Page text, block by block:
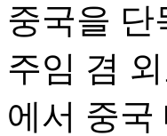
중국을 단
주임 겸
에서 중국